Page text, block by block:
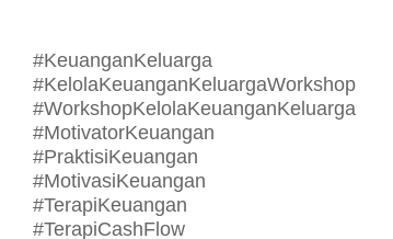
#KeuanganKeluarga
#KelolaKeuanganKeluargaWorkshop
#WorkshopKelolaKeuanganKeluarga
#MotivatorKeuangan
#PraktisiKeuangan
#MotivasiKeuangan
#TerapiKeuangan
#TerapiCashFlow